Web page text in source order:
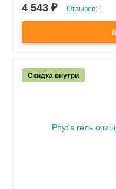
В наличии
- регулирует
количество
4 543 ₽ Отзывов: 1
Скидка внутри